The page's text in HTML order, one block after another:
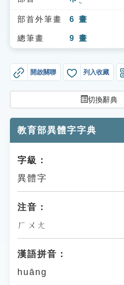
知識索引
單字索引
遊戲專區
教學應用
貓頭鷹博士
部首外筆畫 6 畫
總筆畫 9 畫
開啟關聯 列入收藏
切換辭典
教育部異體字字典
字級：
異體字
注音：
ㄏㄨㄤ
漢語拼音：
huāng